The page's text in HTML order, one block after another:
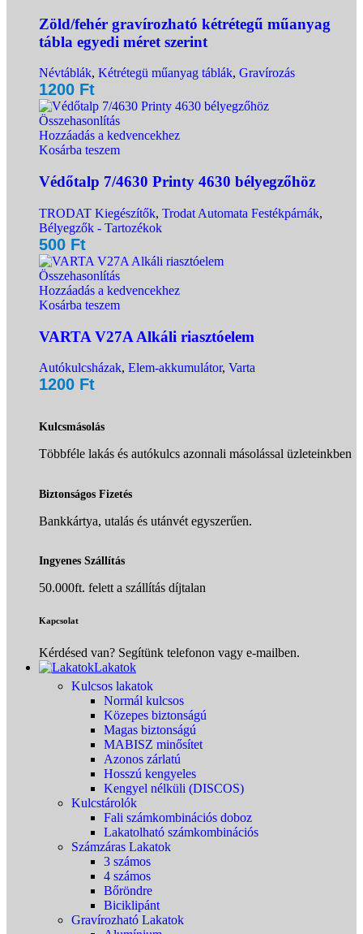
Zöld/fehér gravírozható kétrétegű műanyag
tábla egyedi méret szerint
Névtáblák, Kétrétegü műanyag táblák, Gravírozás
1200 Ft
Összehasonlítás
Hozzáadás a kedvencekhez
Kosárba teszem
Védőtalp 7/4630 Printy 4630 bélyegzőhöz
TRODAT Kiegészítők, Trodat Automata Festékpárnák,
Bélyegzők - Tartozékok
500 Ft
Összehasonlítás
Hozzáadás a kedvencekhez
Kosárba teszem
VARTA V27A Alkáli riasztóelem
Autókulcsházak, Elem-akkumulátor, Varta
1200 Ft
Kulcsmásolás
Többféle lakás és autókulcs azonnali másolással üzleteinkben
Biztonságos Fizetés
Bankkártya, utalás és utánvét egyszerűen.
Ingyenes Szállítás
50.000ft. felett a szállítás díjtalan
Kapcsolat
Kérdésed van? Segítünk telefonon vagy e-mailben.
Lakatok
Kulcsos lakatok
Normál kulcsos
Közepes biztonságú
Magas biztonságú
MABISZ minősítet
Azonos zárlatú
Hosszú kengyeles
Kengyel nélküli (DISCOS)
Kulcstárolók
Fali számkombinációs doboz
Lakatolható számkombinációs
Számzáras Lakatok
3 számos
4 számos
Bőröndre
Biciklipánt
Gravírozható Lakatok